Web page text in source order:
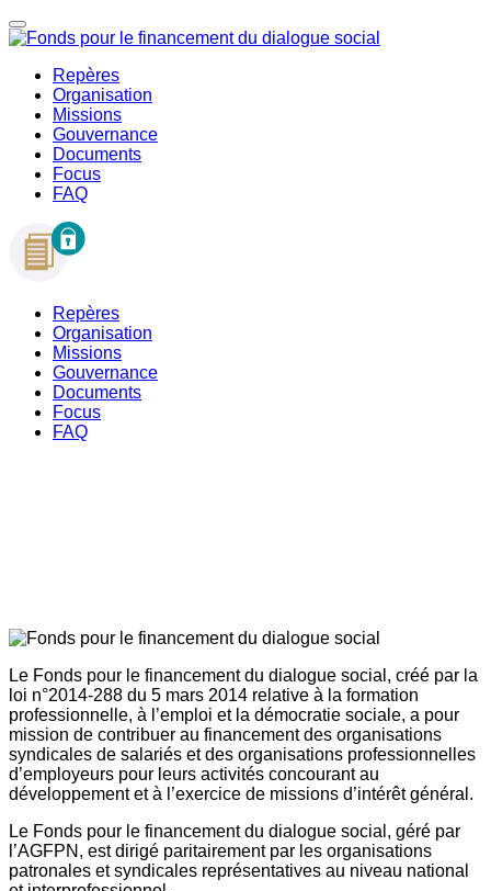
Repères
Organisation
Missions
Gouvernance
Documents
Focus
FAQ
Repères
Organisation
Missions
Gouvernance
Documents
Focus
FAQ
Le Fonds pour le financement du dialogue social, créé par la
loi n°2014-288 du 5 mars 2014 relative à la formation
professionnelle, à l’emploi et la démocratie sociale, a pour
mission de contribuer au financement des organisations
syndicales de salariés et des organisations professionnelles
d’employeurs pour leurs activités concourant au
développement et à l’exercice de missions d’intérêt général.
Le Fonds pour le financement du dialogue social, géré par
l’AGFPN, est dirigé paritairement par les organisations
patronales et syndicales représentatives au niveau national